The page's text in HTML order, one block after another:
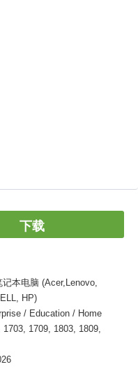
下载
本电脑 (Acer,Lenovo,
HP)
/ Education / Home
1709, 1803, 1809,